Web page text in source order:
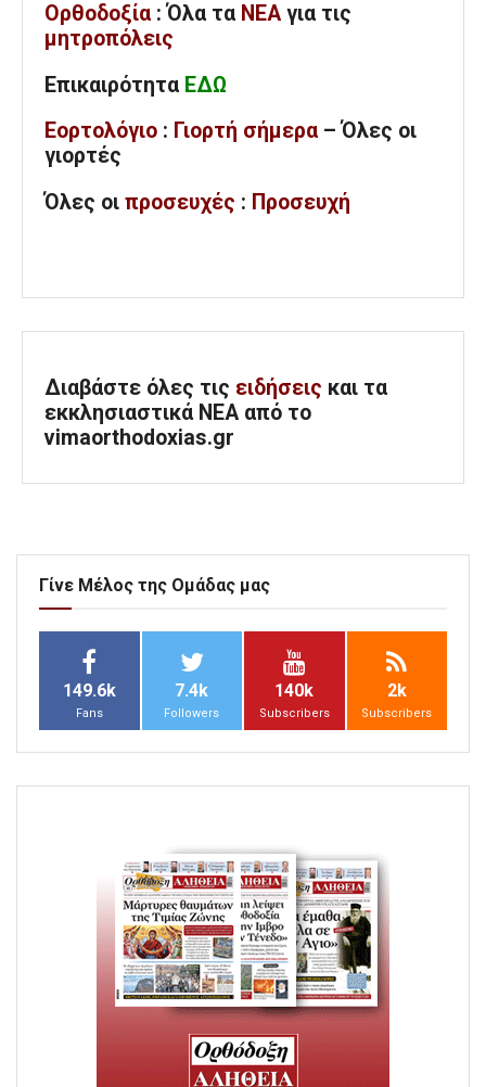
Ορθοδοξία : Όλα τα ΝΕΑ για τις
μητροπόλεις
Επικαιρότητα ΕΔΩ
Εορτολόγιο : Γιορτή σήμερα – Όλες οι
γιορτές
Όλες οι προσευχές : Προσευχή
Διαβάστε όλες τις ειδήσεις και τα
εκκλησιαστικά ΝΕΑ από το
vimaorthodoxias.gr
Γίνε Μέλος της Ομάδας μας
149.6k
Fans
7.4k
Followers
140k
Subscribers
2k
Subscribers